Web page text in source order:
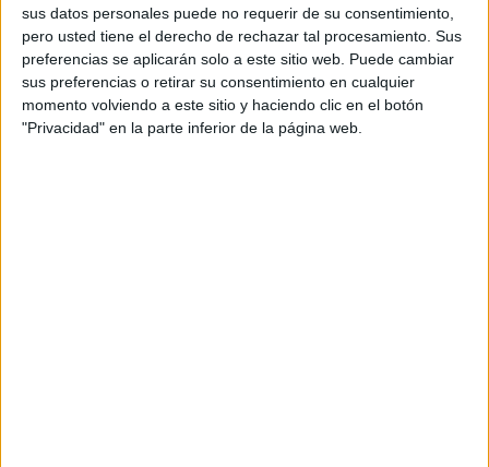
sus datos personales puede no requerir de su consentimiento,
pero usted tiene el derecho de rechazar tal procesamiento. Sus
preferencias se aplicarán solo a este sitio web. Puede cambiar
sus preferencias o retirar su consentimiento en cualquier
momento volviendo a este sitio y haciendo clic en el botón
"Privacidad" en la parte inferior de la página web.
Acerca de orientacionandujar